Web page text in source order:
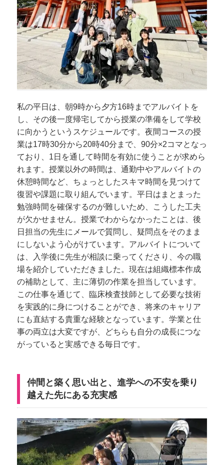
私の平日は、朝9時から夕方16時までアルバイトを
し、その後一度帰宅してから授業の準備をして学校
に向かうというスケジュールです。夜間コースの授
業は17時30分から20時40分まで、90分×2コマとなっ
ており、1日を通して時間を有効に使うことが求めら
れます。授業以外の時間は、通勤中やアルバイトの
休憩時間など、ちょっとしたスキマ時間を見つけて
復習や課題に取り組んでいます。平日はまとまった
勉強時間を確保するのが難しいため、こうした工夫
が欠かせません。授業でわからなかったことは、後
日担当の先生にメールで質問し、疑問点をそのまま
にしないよう心がけています。アルバイトについて
は、入学後に先生が相談に乗ってくださり、今の職
場を紹介していただきました。現在は組織標本作成
の補助として、主に薄切の作業を担当しています。
この仕事を通じて、臨床検査技師として必要な技術
を実践的に身につけることができ、将来のキャリア
にも直結する貴重な経験となっています。学業と仕
事の両立は大変ですが、どちらも自分の成長につな
がっていると実感できる毎日です。
仲間と築く思い出と、進学への不安を乗り
越えた先にある充実感